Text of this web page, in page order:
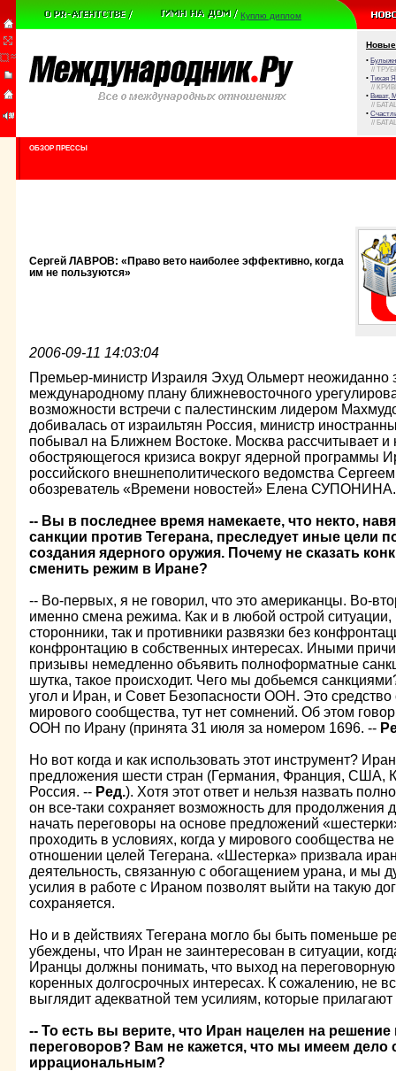
Куплю диплом
Новые
•
//
• Тихая
//
• Виват,
//
•
//
ОБЗОР ПРЕССЫ
Сергей ЛАВРОВ: «Право вето наиболее эффективно, когда
им не пользуются»
2006-09-11 14:03:04
Премьер-министр Израиля Эхуд Ольмерт неожиданно
международному плану ближневосточного
возможности встречи с палестинским лидером
добивалась от израильтян Россия, министр
побывал на Ближнем Востоке. Москва рассчитывает
обостряющегося кризиса вокруг ядерной программы
российского внешнеполитического ведомства
обозреватель «Времени новостей» Елена СУПОНИНА.
-- Вы в последнее время намекаете, что некто,
санкции против Тегерана, преследует иные цели
создания ядерного оружия. Почему не сказать
сменить режим в Иране?
-- Во-первых, я не говорил, что это американцы. Во-
именно смена режима. Как и в любой острой ситуации,
сторонники, так и противники развязки без
конфронтацию в собственных интересах. Иными
призывы немедленно объявить полноформатные
шутка, такое происходит. Чего мы добьемся
угол и Иран, и Совет Безопасности ООН. Это средство
мирового сообщества, тут нет сомнений. Об этом
ООН по Ирану (принята 31 июля за номером 1696. --
Но вот когда и как использовать этот инструмент?
предложения шести стран (Германия, Франция, США,
Россия. -- Ред.). Хотя этот ответ и нельзя назвать
он все-таки сохраняет возможность для продолжения
начать переговоры на основе предложений
проходить в условиях, когда у мирового сообщества
отношении целей Тегерана. «Шестерка» призвала
деятельность, связанную с обогащением урана, и мы
усилия в работе с Ираном позволят выйти на такую
сохраняется.
Но и в действиях Тегерана могло бы быть поменьше
убеждены, что Иран не заинтересован в ситуации,
Иранцы должны понимать, что выход на переговорную
коренных долгосрочных интересах. К сожалению, не
выглядит адекватной тем усилиям, которые
-- То есть вы верите, что Иран нацелен на
переговоров? Вам не кажется, что мы имеем дело
иррациональным?